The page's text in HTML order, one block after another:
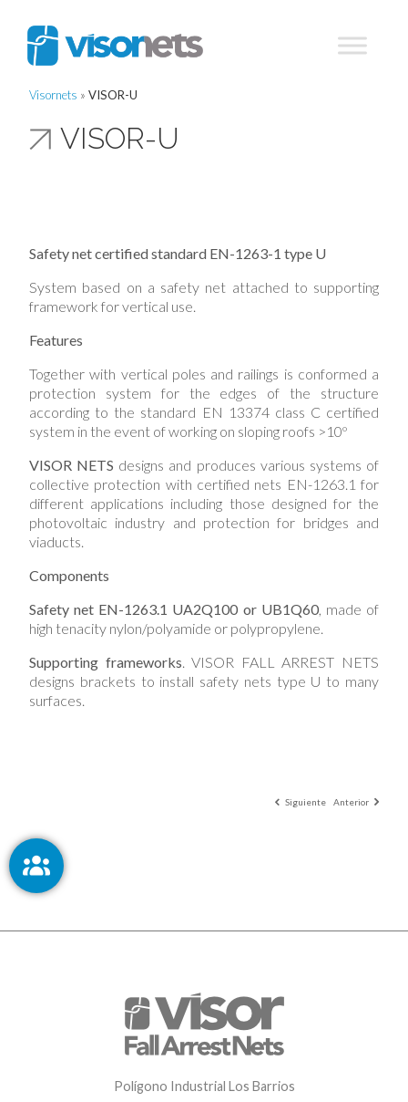
Visornets » VISOR-U
VISOR-U
Safety net certified standard EN-1263-1 type U
System based on a safety net attached to supporting
framework for vertical use.
Features
Together with vertical poles and railings is conformed a
protection system for the edges of the structure
according to the standard EN 13374 class C certified
system in the event of working on sloping roofs >10º
VISOR NETS designs and produces various systems of
collective protection with certified nets EN-1263.1 for
different applications including those designed for the
photovoltaic industry and protection for bridges and
viaducts.
Components
Safety net EN-1263.1 UA2Q100 or UB1Q60, made of
high tenacity nylon/polyamide or polypropylene.
Supporting frameworks. VISOR FALL ARREST NETS
designs brackets to install safety nets type U to many
surfaces.
Siguiente Anterior
Polígono Industrial Los Barrios